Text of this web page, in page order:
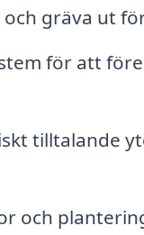
gräva ut
för att
tilltalande
och